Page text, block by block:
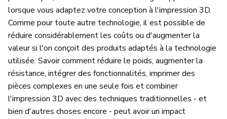
lorsque vous adaptez votre conception à l'impression 3D.
Comme pour toute autre technologie, il est possible de
réduire considérablement les coûts ou d'augmenter la
valeur si l'on conçoit des produits adaptés à la technologie
utilisée. Savoir comment réduire le poids, augmenter la
résistance, intégrer des fonctionnalités, imprimer des
pièces complexes en une seule fois et combiner
l'impression 3D avec des techniques traditionnelles - et
bien d'autres choses encore - peut avoir un impact